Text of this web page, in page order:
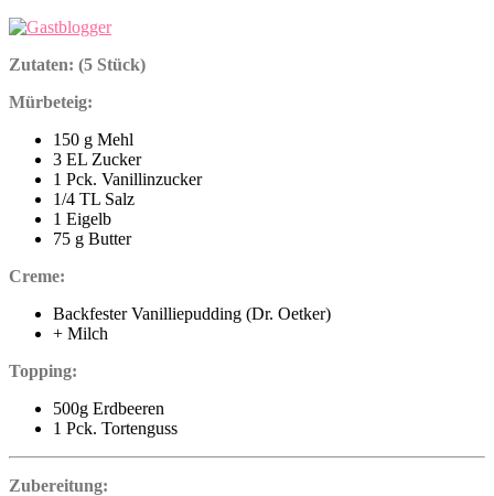
Zutaten: (5 Stück)
Mürbeteig:
150 g Mehl
3 EL Zucker
1 Pck. Vanillinzucker
1/4 TL Salz
1 Eigelb
75 g Butter
Creme:
Backfester Vanilliepudding (Dr. Oetker)
+ Milch
Topping:
500g Erdbeeren
1 Pck. Tortenguss
Zubereitung: